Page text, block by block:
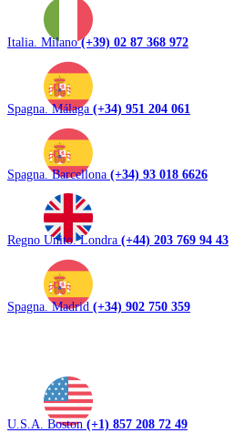
Italia. Milano(+39) 02 87 368 972
Spagna. Málaga (+34) 951 204 061
Spagna. Barcellona (+34) 93 018 6626
Regno Unito. Londra (+44) 203 769 94 43
Spagna. Madrid (+34) 902 750 359
U.S.A. Boston(+1) 857 208 72 49